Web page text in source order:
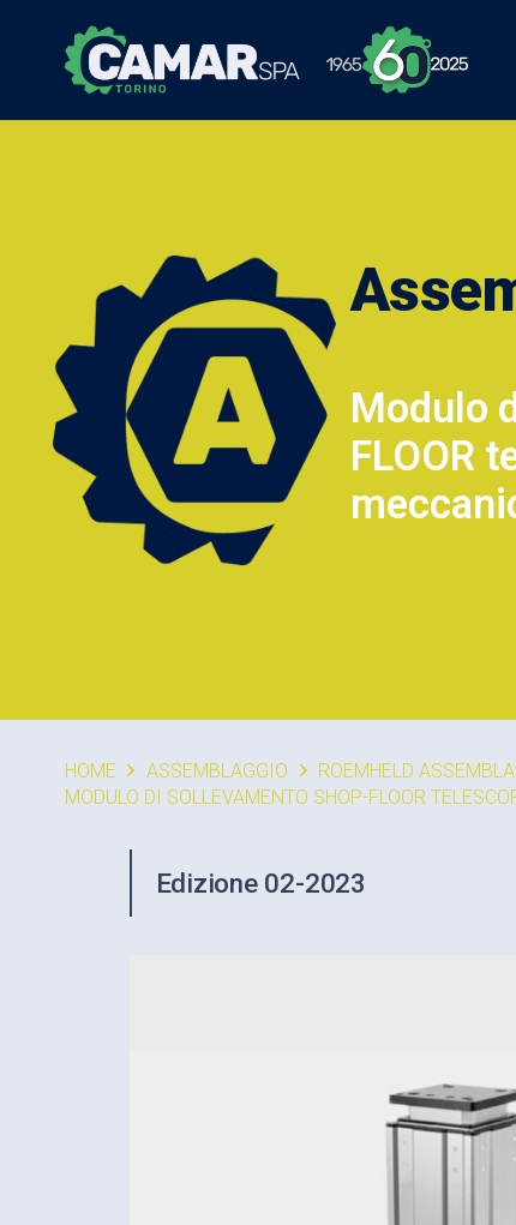
Modulo
FLOOR
HOME ASSEMBLAGGIO ROEMHELD
MODULO DI SOLLEVAMENTO SHOP-FLOOR
Edizione 02-2023